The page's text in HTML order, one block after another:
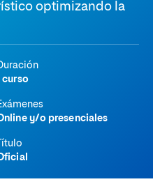
optimizando la
curso
y/o presenciales
Título